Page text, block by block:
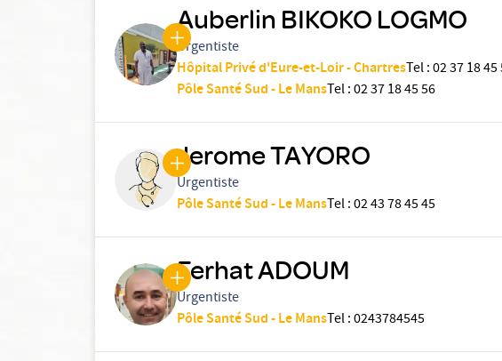
Auberlin BIKOKO LOGMO
Urgentiste
Hôpital Privé d'Eure-et-Loir - ChartresTel:02 37 18 45
Pôle Santé Sud - Le MansTel:02 37 18 45 56
Jerome TAYORO
Urgentiste
Pôle Santé Sud - Le MansTel:02 43 78 45 45
Ferhat ADOUM
Urgentiste
Pôle Santé Sud - Le MansTel:0243784545